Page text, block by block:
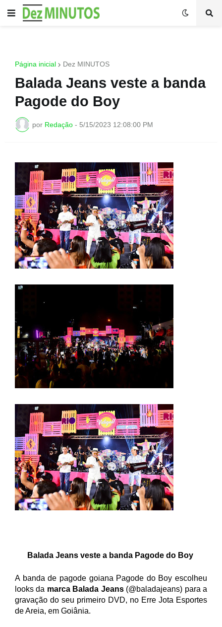
Página inicial Dez MINUTOS
Balada Jeans veste a banda
Pagode do Boy
por Redação - 5/15/2023 12:08:00 PM
Balada Jeans veste a banda Pagode do Boy
A banda de pagode goiana Pagode do Boy escolheu
looks da marca Balada Jeans (@baladajeans) para a
gravação do seu primeiro DVD, no Erre Jota Esportes
de Areia, em Goiânia.